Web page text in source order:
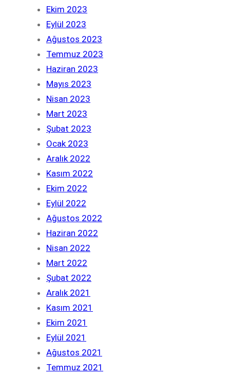
Ekim 2023
Eylül 2023
Ağustos 2023
Temmuz 2023
Haziran 2023
Mayıs 2023
Nisan 2023
Mart 2023
Şubat 2023
Ocak 2023
Aralık 2022
Kasım 2022
Ekim 2022
Eylül 2022
Ağustos 2022
Haziran 2022
Nisan 2022
Mart 2022
Şubat 2022
Aralık 2021
Kasım 2021
Ekim 2021
Eylül 2021
Ağustos 2021
Temmuz 2021